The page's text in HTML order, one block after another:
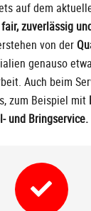
auf dem
fair, zuverlässig und
von der
genauso
Auch beim
zum Beispiel mit
und Bringservice.